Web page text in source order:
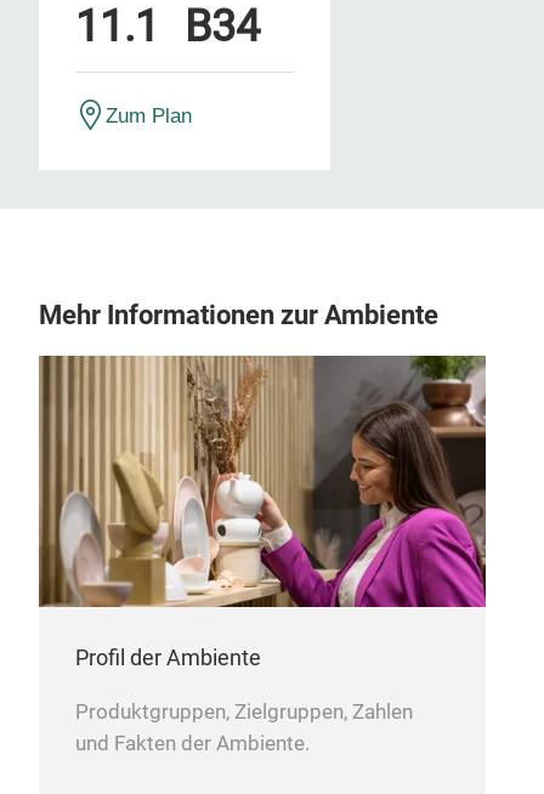
11.1 B34
Zum Plan
Mehr Informationen zur Ambiente
Profil der Ambiente
Produktgruppen, Zielgruppen, Zahlen
und Fakten der Ambiente.